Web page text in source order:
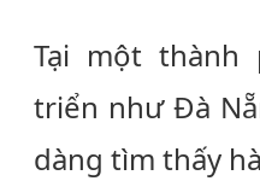
Tại một
triển như Đà
dàng tìm thấy